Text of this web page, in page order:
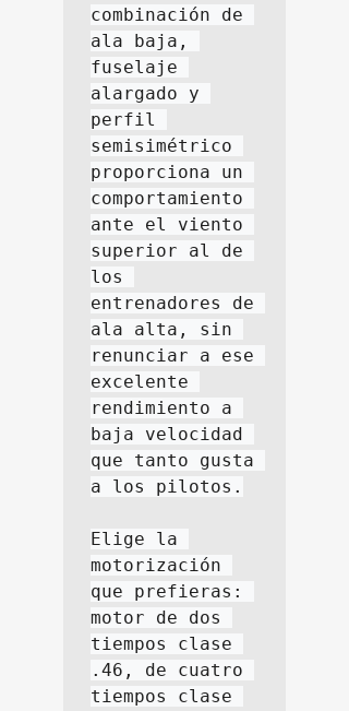
combinación de
ala baja,
fuselaje
alargado y
perfil
semisimétrico
proporciona un
comportamiento
ante el viento
superior al de
los
entrenadores de
ala alta, sin
renunciar a ese
excelente
rendimiento a
baja velocidad
que tanto gusta
a los pilotos.
Elige la
motorización
que prefieras:
motor de dos
tiempos clase
.46, de cuatro
tiempos clase